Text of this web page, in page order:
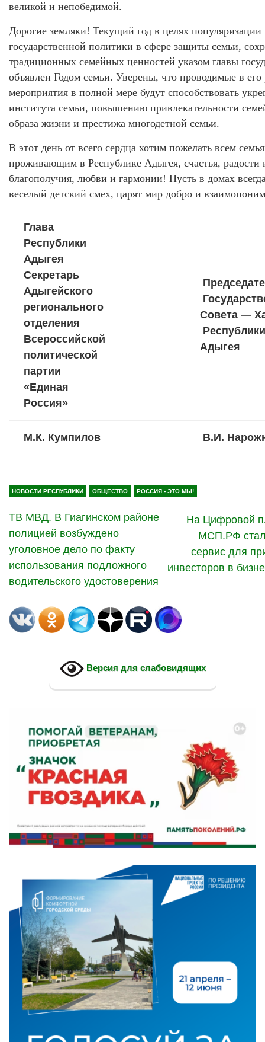
великой и непобедимой.
Дорогие земляки! Текущий год в целях популяризации
государственной политики в сфере защиты семьи,
традиционных семейных ценностей указом главы
объявлен Годом семьи. Уверены, что проводимые в его
мероприятия в полной мере будут способствовать
института семьи, повышению привлекательности
образа жизни и престижа многодетной семьи.
В этот день от всего сердца хотим пожелать всем
проживающим в Республике Адыгея, счастья, радости
благополучия, любви и гармонии! Пусть в домах
веселый детский смех, царят мир добро и
Глава
Республики
Адыгея
Секретарь
Адыгейского
регионального
отделения
Всероссийской
политической
партии
«Единая
Россия»
Совета —
Республики
Адыгея
М.К. Кумпилов В.И.
НОВОСТИ РЕСПУБЛИКИ ОБЩЕСТВО РОССИЯ - ЭТО МЫ!
ТВ МВД. В Гиагинском районе
полицией возбуждено
уголовное дело по факту
использования подложного
водительского удостоверения
На Цифровой
МСП.РФ стал
сервис для
инвесторов в
Версия для слабовидящих